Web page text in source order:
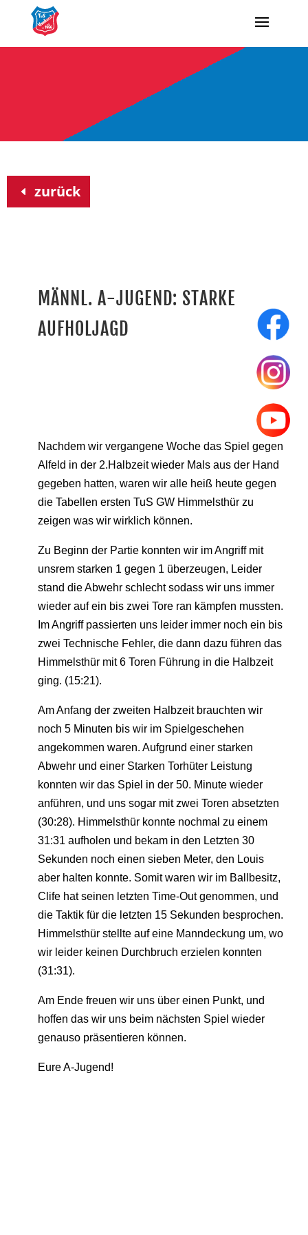
zurück
MÄNNL. A-JUGEND: STARKE
AUFHOLJAGD
Nachdem wir vergangene Woche das Spiel gegen
Alfeld in der 2.Halbzeit wieder Mals aus der Hand
gegeben hatten, waren wir alle heiß heute gegen
die Tabellen ersten TuS GW Himmelsthür zu
zeigen was wir wirklich können.
Zu Beginn der Partie konnten wir im Angriff mit
unsrem starken 1 gegen 1 überzeugen, Leider
stand die Abwehr schlecht sodass wir uns immer
wieder auf ein bis zwei Tore ran kämpfen mussten.
Im Angriff passierten uns leider immer noch ein bis
zwei Technische Fehler, die dann dazu führen das
Himmelsthür mit 6 Toren Führung in die Halbzeit
ging. (15:21).
Am Anfang der zweiten Halbzeit brauchten wir
noch 5 Minuten bis wir im Spielgeschehen
angekommen waren. Aufgrund einer starken
Abwehr und einer Starken Torhüter Leistung
konnten wir das Spiel in der 50. Minute wieder
anführen, und uns sogar mit zwei Toren absetzten
(30:28). Himmelsthür konnte nochmal zu einem
31:31 aufholen und bekam in den Letzten 30
Sekunden noch einen sieben Meter, den Louis
aber halten konnte. Somit waren wir im Ballbesitz,
Clife hat seinen letzten Time-Out genommen, und
die Taktik für die letzten 15 Sekunden besprochen.
Himmelsthür stellte auf eine Manndeckung um, wo
wir leider keinen Durchbruch erzielen konnten
(31:31).
Am Ende freuen wir uns über einen Punkt, und
hoffen das wir uns beim nächsten Spiel wieder
genauso präsentieren können.
Eure A-Jugend!